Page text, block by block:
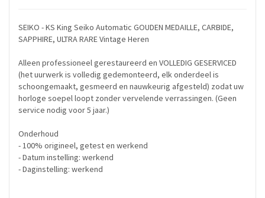
SEIKO - KS King Seiko Automatic GOUDEN MEDAILLE, CARBIDE,
SAPPHIRE, ULTRA RARE Vintage Heren
Alleen professioneel gerestaureerd en VOLLEDIG GESERVICED
(het uurwerk is volledig gedemonteerd, elk onderdeel is
schoongemaakt, gesmeerd en nauwkeurig afgesteld) zodat uw
horloge soepel loopt zonder vervelende verrassingen. (Geen
service nodig voor 5 jaar.)
Onderhoud
- 100% origineel, getest en werkend
- Datum instelling: werkend
- Daginstelling: werkend